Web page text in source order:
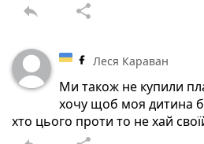
reply share
Леся Караван
Ми також не купили
хочу щоб моя дитина
хто цього проти то не хай